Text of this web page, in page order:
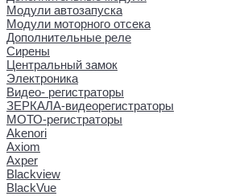
Модули автозапуска
Модули моторного отсека
Дополнительные реле
Сирены
Центральный замок
Электроника
Видео- регистраторы
ЗЕРКАЛА-видеорегистраторы
МОТО-регистраторы
Akenori
Axiom
Axper
Blackview
BlackVue